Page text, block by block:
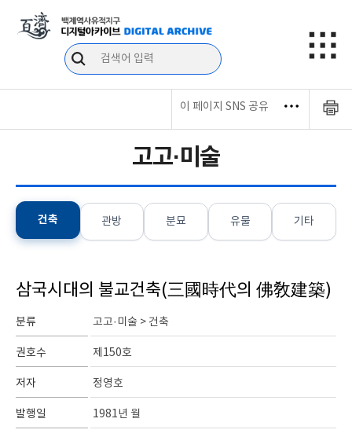
이 페이지 SNS 공유
고고·미술
건축 관방 분묘 유물 기타
삼국시대의 불교건축(三國時代의 佛敎建築)
분류 고고·미술 > 건축
권호수 제150호
저자 정영호
발행일 1981년 월